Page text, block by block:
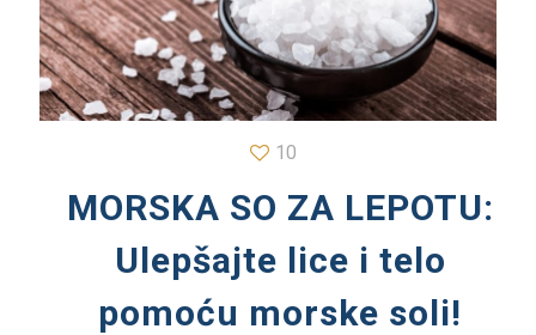
10
MORSKA SO ZA LEPOTU:
Ulepšajte lice i telo
pomoću morske soli!